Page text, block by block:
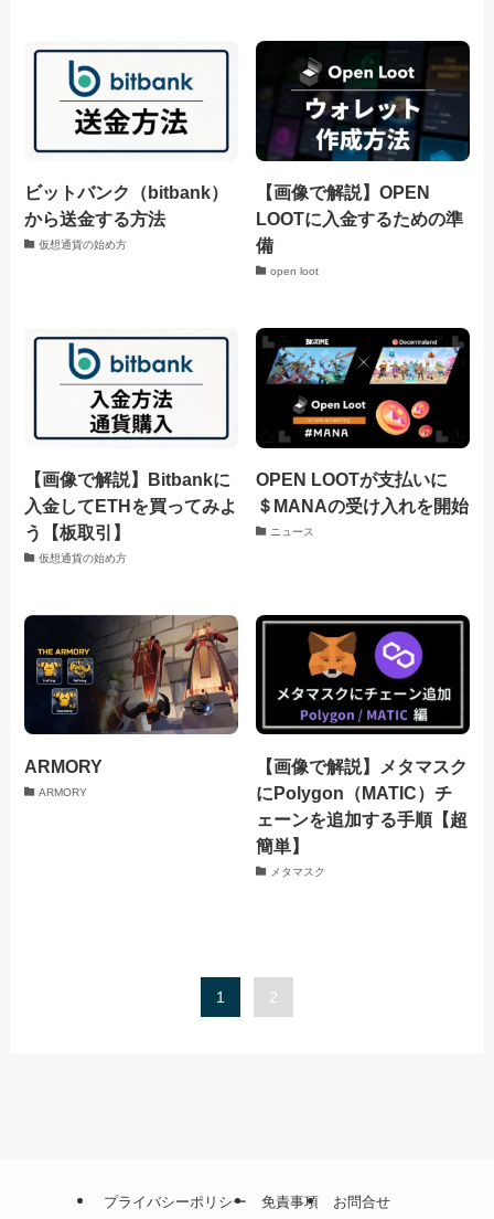
ビットバンク（bitbank）
から送金する方法
仮想通貨の始め方
【画像で解説】OPEN
LOOTに入金するための準
備
open loot
【画像で解説】Bitbankに
入金してETHを買ってみよ
う【板取引】
仮想通貨の始め方
OPEN LOOTが支払いに
＄MANAの受け入れを開始
ニュース
ARMORY
ARMORY
【画像で解説】メタマスク
にPolygon（MATIC）チ
ェーンを追加する手順【超
簡単】
メタマスク
1 2
プライバシーポリシー 免責事項 お問合せ